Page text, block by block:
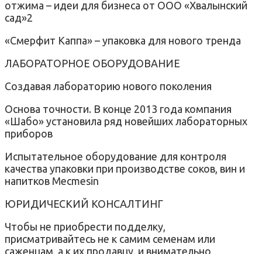
отжима – идеи для бизнеса от ООО «Хвалынский
сад»2
«Смерфит Каппа» – упаковка для нового тренда
ЛАБОРАТОРНОЕ ОБОРУДОВАНИЕ
Создавая лабораторию нового поколения
Основа точности. В конце 2013 года компания
«Шабо» установила ряд новейших лабораторных
приборов
Испытательное оборудование для контроля
качества упаковки при производстве соков, вин и
напитков Mecmesin
ЮРИДИЧЕСКИЙ КОНСАЛТИНГ
Чтобы не приобрести подделку,
присматривайтесь не к самим семенам или
саженцам, а к их продавцу, и внимательно